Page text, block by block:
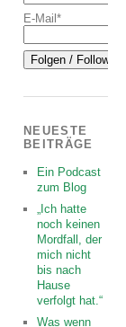
E-Mail*
NEUESTE
BEITRÄGE
Ein Podcast
zum Blog
„Ich hatte
noch keinen
Mordfall, der
mich nicht
bis nach
Hause
verfolgt hat.“
Was wenn